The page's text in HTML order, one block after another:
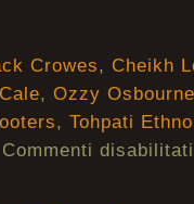
Crowes, Cheikh
, Ozzy Osbourne
, Tohpati
Commenti disabilitati